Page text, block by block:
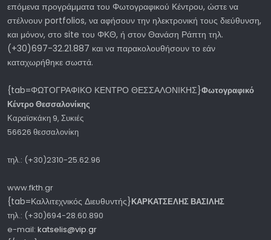
επόμενα προγράμματα του Φωτογραφικού Κέντρου, ώστε να
στέλνουν portfolios, να αφήσουν την ηλεκτρονική τους διεύθυνση,
και μόνον, στο site του ΦΚΘ, ή στον Θανάση Ράπτη τηλ.
(+30)697-32.21.887 και να παρακολουθήσουν το εάν
καταχωρήθηκε σωστά.
{tab=ΦΩΤΟΓΡΑΦΙΚΟ ΚΕΝΤΡΟ ΘΕΣΣΑΛΟΝΙΚΗΣ}Φωτογραφικό
Κέντρο Θεσσαλονίκης
Καραϊσκάκη 9, Συκιές
56626 θεσσαλονίκη
τηλ.: (+30)2310-25.62.96
www.fkth.gr
{tab=Καλλιτεχνικός Διευθυντής}ΚΑΡΚΑΤΣΕΛΗΣ ΒΑΣΙΛΗΣ
τηλ.: (+30)694-28.60.890
e-mail: katselis@vip.gr